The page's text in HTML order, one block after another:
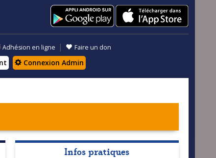
Adhésion en ligne | Faire un don
Connexion Admin
Infos pratiques